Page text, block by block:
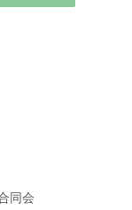
同会